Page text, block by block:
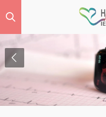
Ga
direct
naar
de
hoofdinhoud